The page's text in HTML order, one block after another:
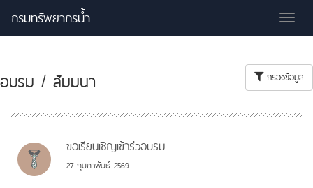
กรมทรัพยากรน้ำ
อบรม / สัมมนา กรองข้อมูล
ขอเรียนเชิญเข้าร่วอบรม
27 กุมภาพันธ์ 2569